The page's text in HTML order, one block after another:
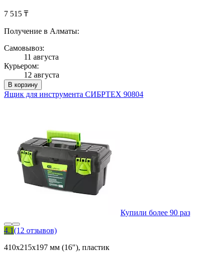
7 515 ₸
Получение в Алматы:
Самовывоз:
11 августа
Курьером:
12 августа
В корзину
Ящик для инструмента СИБРТЕХ 90804
Купили более 90 раз
4.1(12 отзывов)
410х215х197 мм (16"), пластик